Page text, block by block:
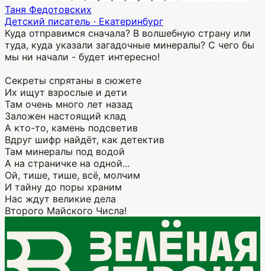
Таня Федотовских
Детский писатель · Екатеринбург
Куда отправимся сначала? В волшебную страну или
туда, куда указали загадочные минералы? С чего бы
мы ни начали - будет интересно!
Секреты спрятаны в сюжете
Их ищут взрослые и дети
Там очень много лет назад
Заложен настоящий клад
А кто-то, камень подсветив
Вдруг шифр найдёт, как детектив
Там минералы под водой
А на страничке на одной...
Ой, тише, тише, всё, молчим
И тайну до поры храним
Нас ждут великие дела
Второго Майского Числа!